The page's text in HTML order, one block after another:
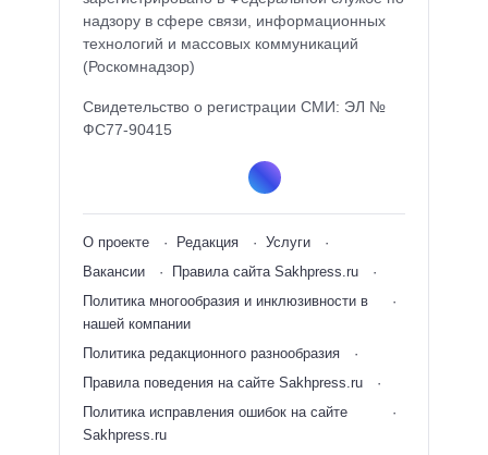
надзору в сфере связи, информационных
технологий и массовых коммуникаций
(Роскомнадзор)
Свидетельство о регистрации СМИ: ЭЛ №
ФС77-90415
О проекте Редакция
Услуги
Вакансии
Правила сайта Sakhpress.ru
Политика многообразия и инклюзивности в
нашей компании
Политика редакционного разнообразия
Правила поведения на сайте Sakhpress.ru
Политика исправления ошибок на сайте
Sakhpress.ru